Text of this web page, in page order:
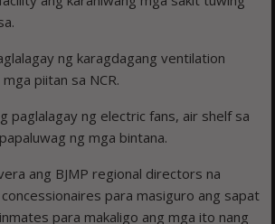
ng karagdagang ventilation
piitan sa NCR.
paglalagay ng electric fans, air shelf sa
ng mga bintana.
ang BJMP regional directors na
para masiguro ang sapat
para makaligo ang mga ito nang